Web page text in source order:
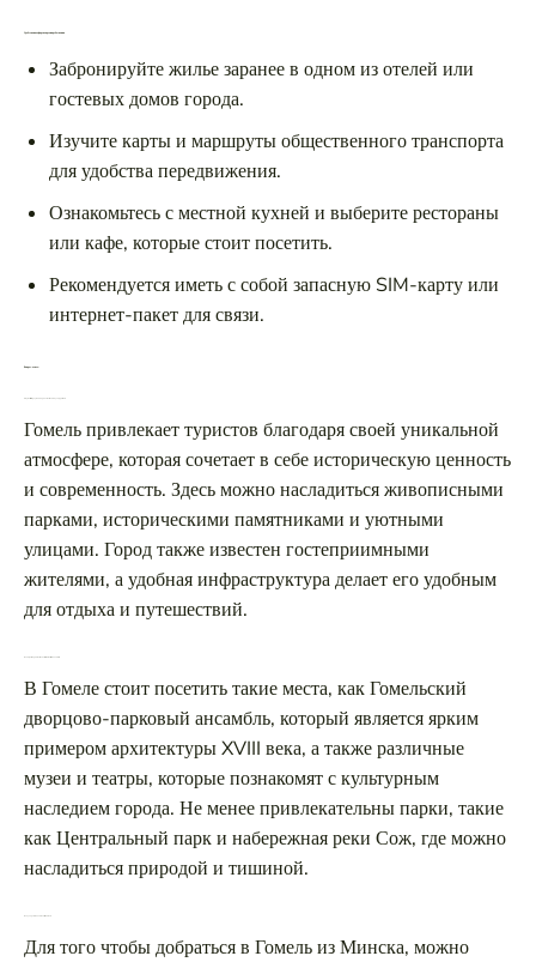
Удобства и комфорт во время пребывания
Забронируйте жилье заранее в одном из отелей или
гостевых домов города.
Изучите карты и маршруты общественного транспорта
для удобства передвижения.
Ознакомьтесь с местной кухней и выберите рестораны
или кафе, которые стоит посетить.
Рекомендуется иметь с собой запасную SIM-карту или
интернет-пакет для связи.
Вопрос-ответ:
Гомель привлекает туристов благодаря своей уникальной
атмосфере, которая сочетает в себе историческую ценность
и современность. Здесь можно насладиться живописными
парками, историческими памятниками и уютными
улицами. Город также известен гостеприимными
жителями, а удобная инфраструктура делает его удобным
для отдыха и путешествий.
В Гомеле стоит посетить такие места, как Гомельский
дворцово-парковый ансамбль, который является ярким
примером архитектуры XVIII века, а также различные
музеи и театры, которые познакомят с культурным
наследием города. Не менее привлекательны парки, такие
как Центральный парк и набережная реки Сож, где можно
насладиться природой и тишиной.
Для того чтобы добраться в Гомель из Минска, можно